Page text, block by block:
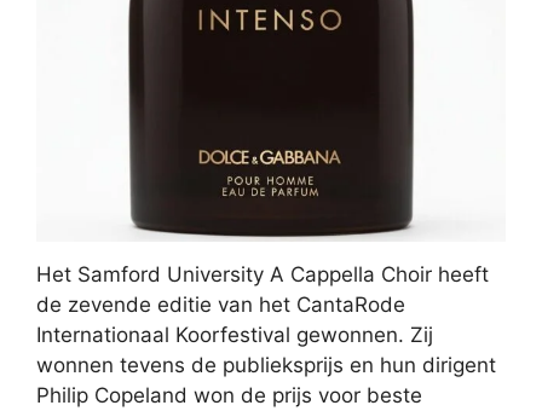
Het Samford University A Cappella Choir heeft
de zevende editie van het CantaRode
Internationaal Koorfestival gewonnen. Zij
wonnen tevens de publieksprijs en hun dirigent
Philip Copeland won de prijs voor beste